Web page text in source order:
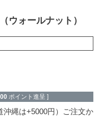
ウォールナット）
ポイント進呈 ]
沖縄は+5000円）ご注文か